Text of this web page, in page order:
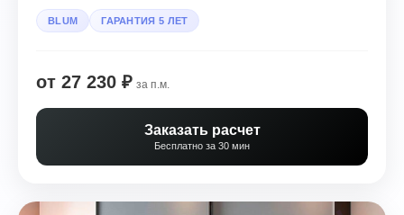
BLUM ГАРАНТИЯ 5 ЛЕТ
от 27 230 ₽ за п.м.
Заказать расчет
Бесплатно за 30 мин